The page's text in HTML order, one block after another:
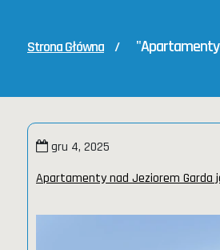
Strona Główna /
gru 4, 2025
Apartamenty nad Jeziorem Garda